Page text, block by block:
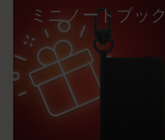
ミニノートブッ